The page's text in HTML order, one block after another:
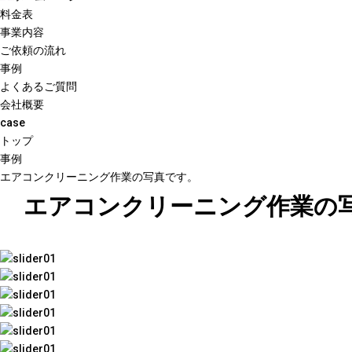
料金表
事業内容
ご依頼の流れ
事例
よくあるご質問
会社概要
case
トップ
事例
エアコンクリーニング作業の写真です。
エアコンクリーニング作業の